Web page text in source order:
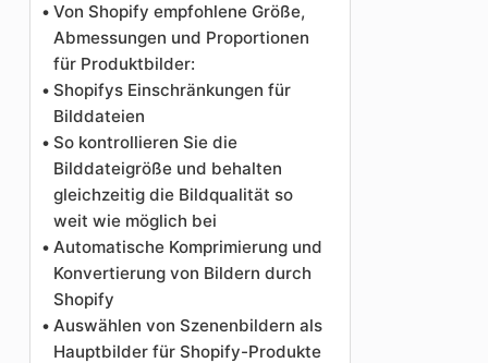
Von Shopify empfohlene Größe,
Abmessungen und Proportionen
für Produktbilder:
Shopifys Einschränkungen für
Bilddateien
So kontrollieren Sie die
Bilddateigröße und behalten
gleichzeitig die Bildqualität so
weit wie möglich bei
Automatische Komprimierung und
Konvertierung von Bildern durch
Shopify
Auswählen von Szenenbildern als
Hauptbilder für Shopify-Produkte